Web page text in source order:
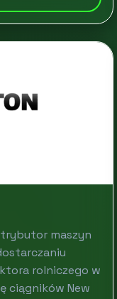
maszyn
rolniczego w
ciągników New